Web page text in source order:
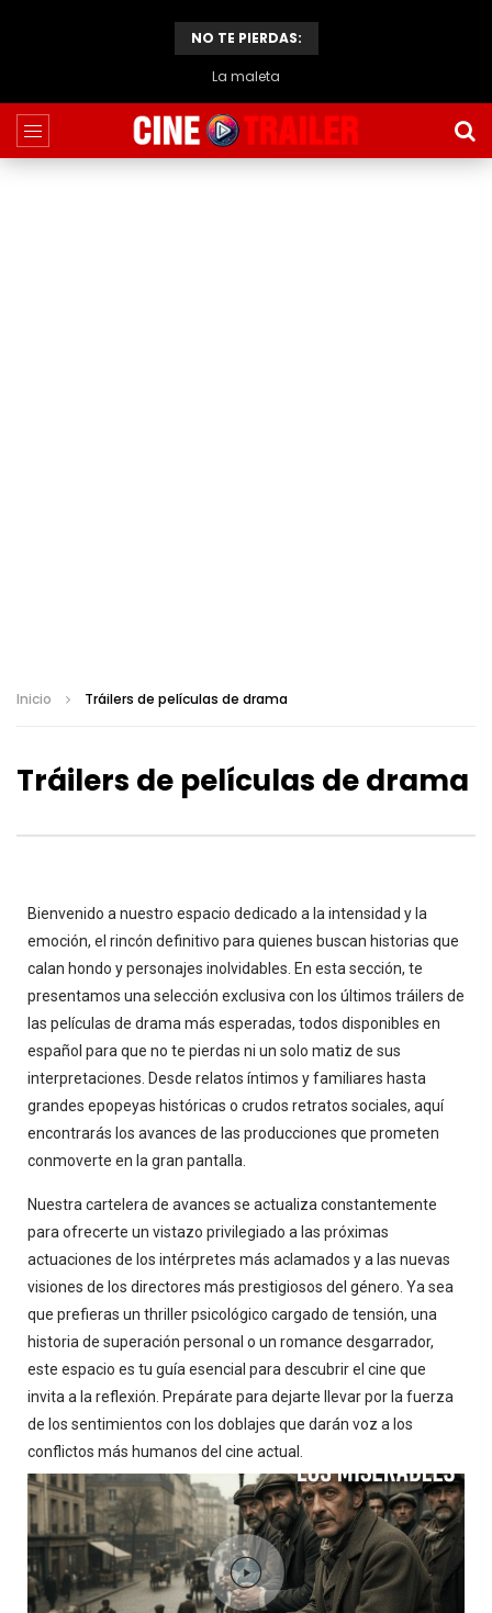
NO TE PIERDAS:
El caso de Thomas Crown
Inicio Tráilers de películas de drama
Tráilers de películas de drama
Bienvenido a nuestro espacio dedicado a la intensidad y la
emoción, el rincón definitivo para quienes buscan historias que
calan hondo y personajes inolvidables. En esta sección, te
presentamos una selección exclusiva con los últimos tráilers de
las películas de drama más esperadas, todos disponibles en
español para que no te pierdas ni un solo matiz de sus
interpretaciones. Desde relatos íntimos y familiares hasta
grandes epopeyas históricas o crudos retratos sociales, aquí
encontrarás los avances de las producciones que prometen
conmoverte en la gran pantalla.
Nuestra cartelera de avances se actualiza constantemente
para ofrecerte un vistazo privilegiado a las próximas
actuaciones de los intérpretes más aclamados y a las nuevas
visiones de los directores más prestigiosos del género. Ya sea
que prefieras un thriller psicológico cargado de tensión, una
historia de superación personal o un romance desgarrador,
este espacio es tu guía esencial para descubrir el cine que
invita a la reflexión. Prepárate para dejarte llevar por la fuerza
de los sentimientos con los doblajes que darán voz a los
conflictos más humanos del cine actual.